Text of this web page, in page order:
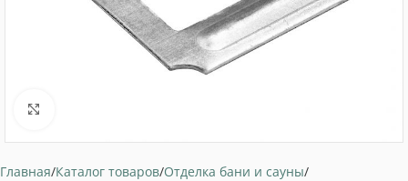
Главная Каталог товаров Отделка бани и сауны